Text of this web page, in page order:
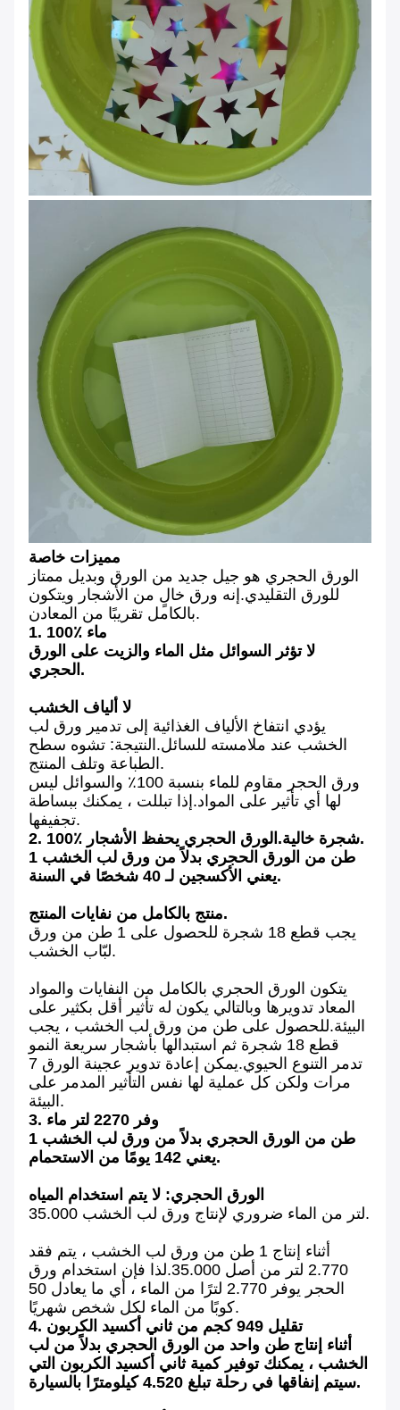
مميزات خاصة
الورق الحجري هو جيل جديد من الورق وبديل ممتاز
للورق التقليدي.إنه ورق خالٍ من الأشجار ويتكون
بالكامل تقريبًا من المعادن.
1. 100٪ ماء
لا تؤثر السوائل مثل الماء والزيت على الورق
الحجري.
لا ألياف الخشب
يؤدي انتفاخ الألياف الغذائية إلى تدمير ورق لب
الخشب عند ملامسته للسائل.النتيجة: تشوه سطح
الطباعة وتلف المنتج.
ورق الحجر مقاوم للماء بنسبة 100٪ والسوائل ليس
لها أي تأثير على المواد.إذا تبللت ، يمكنك ببساطة
تجفيفها.
2. 100٪ شجرة خالية.الورق الحجري يحفظ الأشجار.
1 طن من الورق الحجري بدلاً من ورق لب الخشب
يعني الأكسجين لـ 40 شخصًا في السنة.
منتج بالكامل من نفايات المنتج.
يجب قطع 18 شجرة للحصول على 1 طن من ورق
لبّاب الخشب.
يتكون الورق الحجري بالكامل من النفايات والمواد
المعاد تدويرها وبالتالي يكون له تأثير أقل بكثير على
البيئة.للحصول على طن من ورق لب الخشب ، يجب
قطع 18 شجرة ثم استبدالها بأشجار سريعة النمو
تدمر التنوع الحيوي.يمكن إعادة تدوير عجينة الورق 7
مرات ولكن كل عملية لها نفس التأثير المدمر على
البيئة.
3. وفر 2270 لتر ماء
1 طن من الورق الحجري بدلاً من ورق لب الخشب
يعني 142 يومًا من الاستحمام.
الورق الحجري: لا يتم استخدام المياه
35.000 لتر من الماء ضروري لإنتاج ورق لب الخشب.
أثناء إنتاج 1 طن من ورق لب الخشب ، يتم فقد
2.770 لتر من أصل 35.000.لذا فإن استخدام ورق
الحجر يوفر 2.770 لترًا من الماء ، أي ما يعادل 50
كوبًا من الماء لكل شخص شهريًا.
4. تقليل 949 كجم من ثاني أكسيد الكربون
أثناء إنتاج طن واحد من الورق الحجري بدلاً من لب
الخشب ، يمكنك توفير كمية ثاني أكسيد الكربون التي
سيتم إنفاقها في رحلة تبلغ 4.520 كيلومترًا بالسيارة.